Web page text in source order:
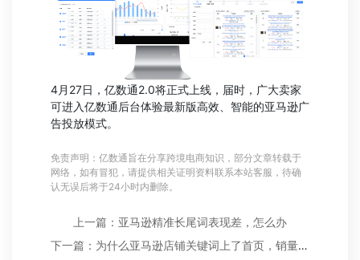
4月27日，亿数通2.0将正式上线，届时，广大卖家
可进入亿数通后台体验最新版高效、智能的亚马逊广
告投放模式。
免责声明：亿数通旨在分享跨境电商知识，部分文章转载于
网络，如有冒犯，请提供相关证明资料联系本站客服，待确
认无误后将于24小时内删除。
上一篇：亚马逊精准长尾词表现差，怎么办
下一篇：为什么亚马逊店铺关键词上了首页，销量依然没起来？